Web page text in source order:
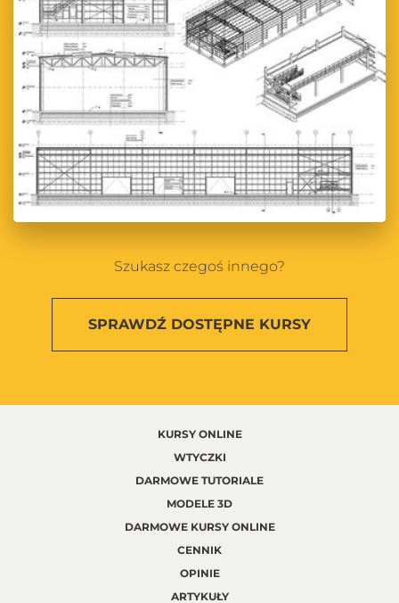
Szukasz czegoś innego?
SPRAWDŹ DOSTĘPNE KURSY
KURSY ONLINE
WTYCZKI
DARMOWE TUTORIALE
MODELE 3D
DARMOWE KURSY ONLINE
CENNIK
OPINIE
ARTYKUŁY